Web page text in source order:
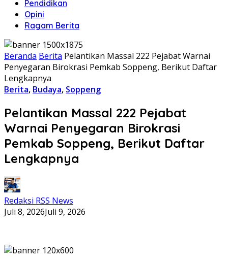
Pendidikan
Opini
Ragam Berita
Beranda Berita Pelantikan Massal 222 Pejabat Warnai
Penyegaran Birokrasi Pemkab Soppeng, Berikut Daftar
Lengkapnya
Berita, Budaya, Soppeng
Pelantikan Massal 222 Pejabat
Warnai Penyegaran Birokrasi
Pemkab Soppeng, Berikut Daftar
Lengkapnya
Redaksi RSS News
Juli 8, 2026Juli 9, 2026